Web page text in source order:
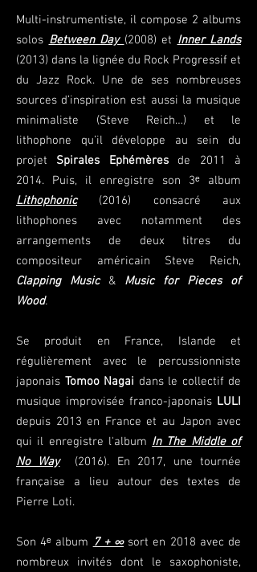
Multi-instrumentiste, il compose 2 albums
solos Between Day (2008) et Inner Lands
(2013) dans la lignée du Rock Progressif et
du Jazz Rock. Une de ses nombreuses
sources d’inspiration est aussi la musique
minimaliste (Steve Reich…) et le
lithophone qu’il développe au sein du
projet Spirales Ephémèresde 2011 à
2014. Puis, il enregistre son 3ᵉ album
Lithophonic
(2016) consacré aux
lithophones avec notamment des
arrangements de deux titres du
compositeur américain Steve Reich,
Clapping Music& Music for Pieces of
Wood.
Se produit en France, Islande et
régulièrement avec le percussionniste
japonais Tomoo Nagai dans le collectif de
musique improvisée franco-japonais LULI
depuis 2013 en France et au Japon avec
qui il enregistre l'album In The Middle of
No Way(2016). En 2017, une tournée
française a lieu autour des textes de
Pierre Loti.
Son 4ᵉ album 7 + ∞sort en 2018 avec de
nombreux invités dont le saxophoniste,